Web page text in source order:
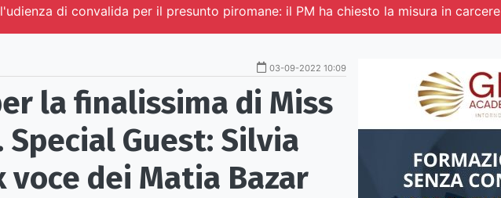
di convalida per il presunto piromane: il PM ha chiesto la misura in carcere
03-09-2022 10:09
la finalissima di Miss
Guest: Silvia
voce dei Matia Bazar